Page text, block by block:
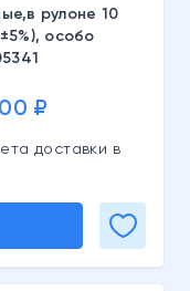
рулоне 10
особо
₽
доставки в